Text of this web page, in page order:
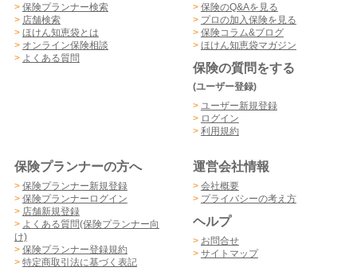
> 保険プランナー検索
> 店舗検索
> ほけん知恵袋とは
> オンライン保険相談
> よくある質問
> 保険のQ&Aを見る
> プロの加入保険を見る
> 保険コラム&ブログ
> ほけん知恵袋マガジン
保険の質問をする
(ユーザー登録)
> ユーザー新規登録
> ログイン
> 利用規約
保険プランナーの方へ
> 保険プランナー新規登録
> 保険プランナーログイン
> 店舗新規登録
> よくある質問(保険プランナー向
け)
> 保険プランナー登録規約
> 特定商取引法に基づく表記
運営会社情報
> 会社概要
> プライバシーの考え方
ヘルプ
> お問合せ
> サイトマップ